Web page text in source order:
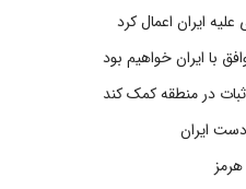
ایران اعمال کرد
با ایران خواهیم بود
در منطقه کمک کند